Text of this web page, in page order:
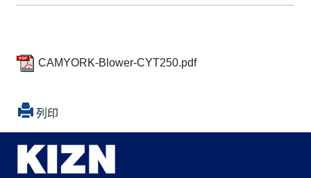
CAMYORK-Blower-CYT250.pdf
列印